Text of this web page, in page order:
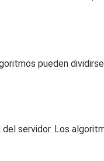
pueden
servidor. Los